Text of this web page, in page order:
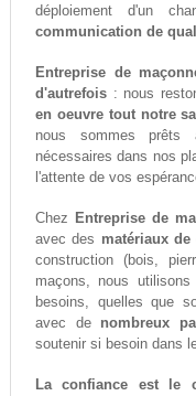
déploiement d'un
communication de
Entreprise de
d'autrefois: nous
en oeuvre tout notre
nous sommes prêts
nécessaires dans nos
l'attente de vos
Chez Entreprise de
avec des matériaux de
construction (bois,
maçons, nous
besoins, quelles que
avec de nombreux
soutenir si besoin dans
La confiance est le